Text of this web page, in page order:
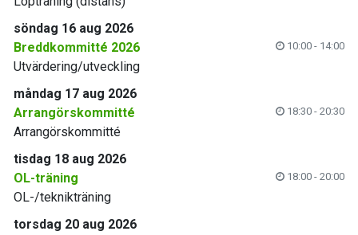
söndag 16 aug 2026
Breddkommitté 2026
10:00 - 14:00
Utvärdering/utveckling
måndag 17 aug 2026
Arrangörskommitté
18:30 - 20:30
Arrangörskommitté
tisdag 18 aug 2026
OL-träning
18:00 - 20:00
OL-/teknikträning
torsdag 20 aug 2026